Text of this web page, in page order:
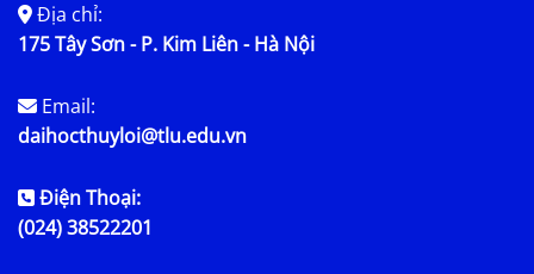
Địa chỉ:
175 Tây Sơn - P. Kim Liên - Hà Nội
Email:
daihocthuyloi@tlu.edu.vn
Điện Thoại:
(024) 38522201